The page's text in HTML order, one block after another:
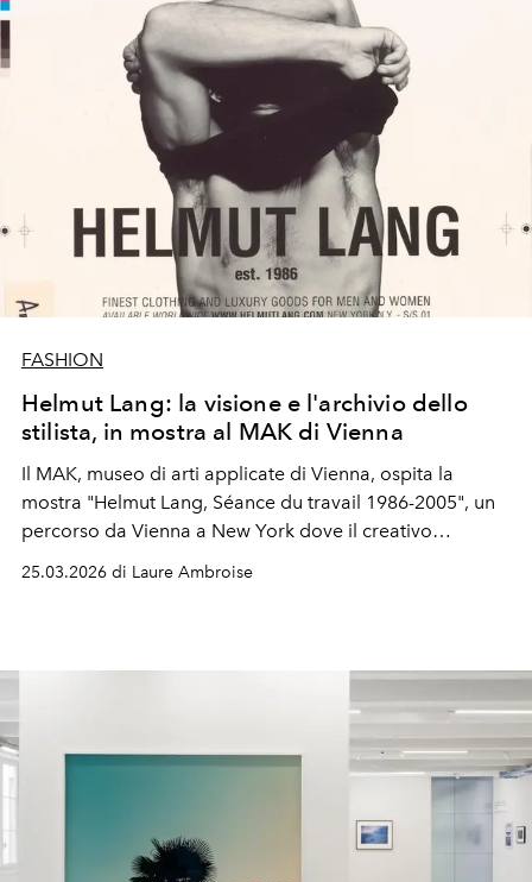
FASHION
Helmut Lang: la visione e l'archivio dello
stilista, in mostra al MAK di Vienna
Il MAK, museo di arti applicate di Vienna, ospita la
mostra "Helmut Lang, Séance du travail 1986-2005", un
percorso da Vienna a New York dove il creativo
25.03.2026 di Laure Ambroise